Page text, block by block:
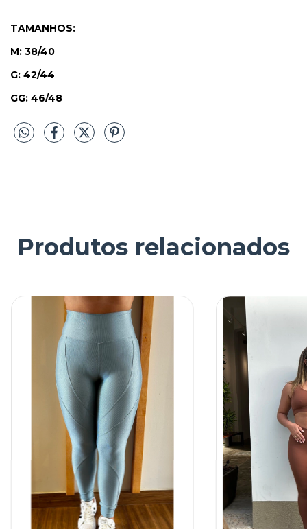
TAMANHOS:
M: 38/40
G: 42/44
GG: 46/48
Produtos relacionados